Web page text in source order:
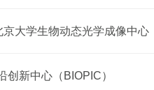
大学生物动态光学成像中心
创新中心（BIOPIC）